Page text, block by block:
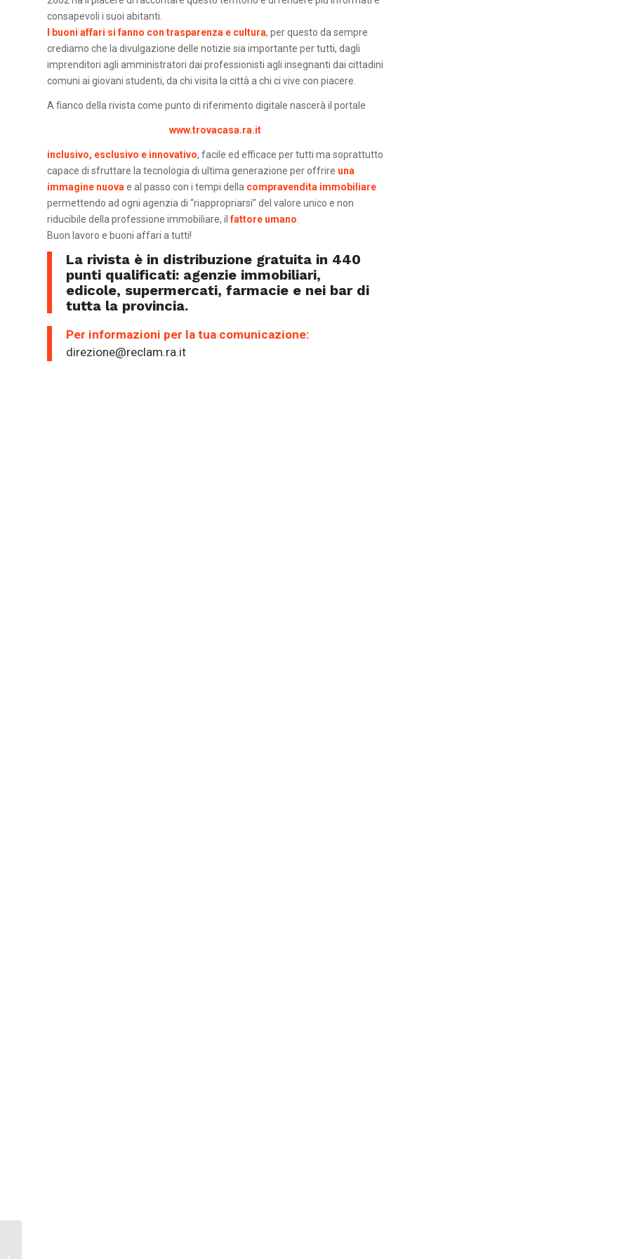
consapevoli i suoi abitanti.
I buoni affari si fanno con trasparenza e cultura, per questo da sempre
crediamo che la divulgazione delle notizie sia importante per tutti, dagli
imprenditori agli amministratori dai professionisti agli insegnanti dai cittadini
comuni ai giovani studenti, da chi visita la città a chi ci vive con piacere.
A fianco della rivista come punto di riferimento digitale nascerà il portale
www.trovacasa.ra.it
inclusivo, esclusivo e innovativo, facile ed efficace per tutti ma soprattutto
capace di sfruttare la tecnologia di ultima generazione per offrire una
immagine nuova e al passo con i tempi della compravendita immobiliare
permettendo ad ogni agenzia di “riappropriarsi” del valore unico e non
riducibile della professione immobiliare, ilfattore umano
Buon lavoro e buoni affari a tutti!
La rivista è in distribuzione gratuita in 440
punti qualificati: agenzie immobiliari,
edicole, supermercati, farmacie e nei bar di
tutta la provincia.
Per informazioni per la tua comunicazione:
direzione@reclam.ra.it